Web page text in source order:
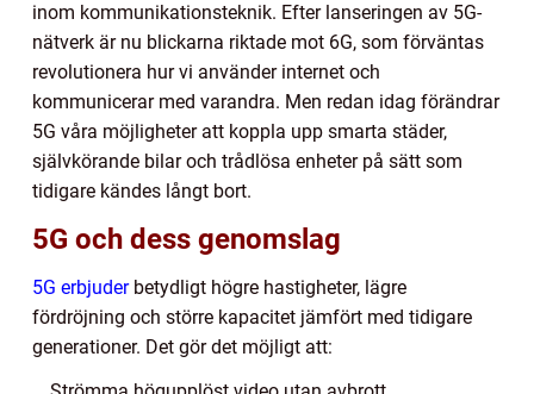
inom kommunikationsteknik. Efter lanseringen av 5G-
nätverk är nu blickarna riktade mot 6G, som förväntas
revolutionera hur vi använder internet och
kommunicerar med varandra. Men redan idag förändrar
5G våra möjligheter att koppla upp smarta städer,
självkörande bilar och trådlösa enheter på sätt som
tidigare kändes långt bort.
5G och dess genomslag
5G erbjuderbetydligt högre hastigheter, lägre
fördröjning och större kapacitet jämfört med tidigare
generationer. Det gör det möjligt att: